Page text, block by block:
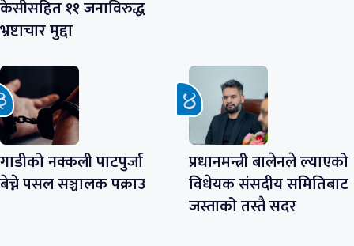
केसीसहित ११ जनाविरुद्ध
भ्रष्टाचार मुद्दा
गाडीको नक्कली पाटपुर्जा
बेच्ने पसल सञ्चालक पक्राउ
प्रधानमन्त्री बालेनले ल्याएको
विधेयक संसदीय समितिबाट
जस्ताको तस्तै सदर